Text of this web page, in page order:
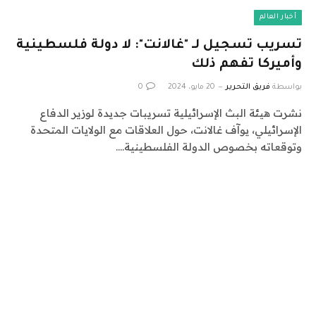
أخبار العالم
تسريب تسجيل لـ "غالانت": لا دولة فلسطينية
وأميركا تفهم ذلك
بواسطة فريق التحرير 20 مايو، 2024 0
نشرت هيئة البث الإسرائيلية تسريبات جديدة لوزير الدفاع
الإسرائيلي، يوآف غالانت، حول العلاقات مع الولايات المتحدة
وتوقعاته بخصوص الدولة الفلسطينية.…